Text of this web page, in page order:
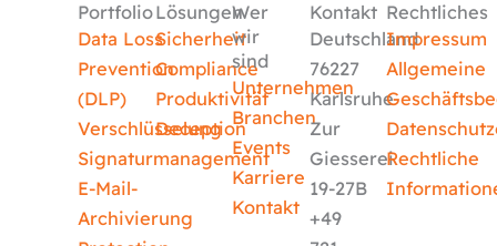
Portfolio
Data Loss
Prevention
(DLP)
Verschlüsselung
Signaturmanagement
E-Mail-
Archivierung
Lösungen
Sicherheit
Compliance
Produktivität
Deception
Wer
wir
sind
Unternehmen
Branchen
Events
Karriere
Kontakt
Kontakt
Deutschland
76227
Karlsruhe
Zur
Giesserei
19-27B
+49
Rechtliches
Impressum
Allgemeine
Rechtliche